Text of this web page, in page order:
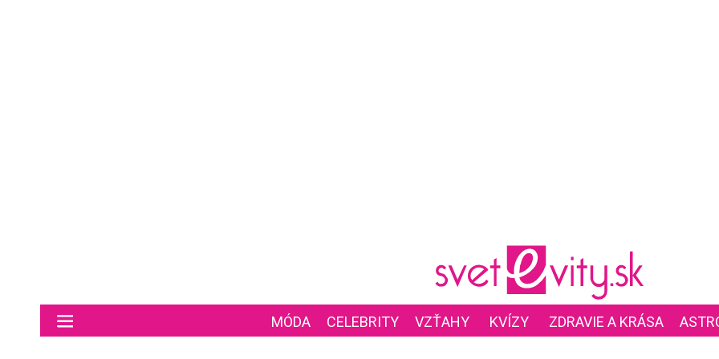
MÓDA CELEBRITY VZŤAHY KVÍZY ZDRAVIE A KRÁSA